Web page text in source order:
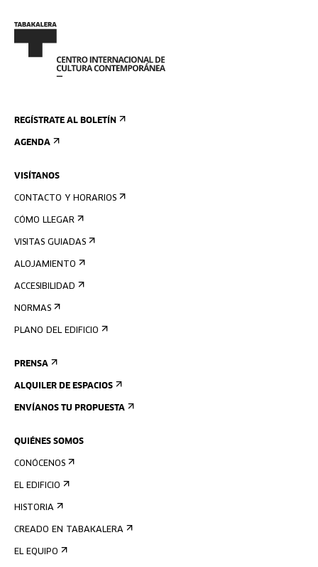
REGÍSTRATE AL BOLETÍN
AGENDA
VISÍTANOS
CONTACTO Y HORARIOS
CÓMO LLEGAR
VISITAS GUIADAS
ALOJAMIENTO
ACCESIBILIDAD
NORMAS
PLANO DEL EDIFICIO
PRENSA
ALQUILER DE ESPACIOS
ENVÍANOS TU PROPUESTA
QUIÉNES SOMOS
CONÓCENOS
EL EDIFICIO
HISTORIA
CREADO EN TABAKALERA
EL EQUIPO